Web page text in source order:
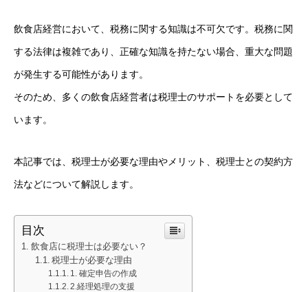
飲食店経営において、税務に関する知識は不可欠です。税務に関
する法律は複雑であり、正確な知識を持たない場合、重大な問題
が発生する可能性があります。
そのため、多くの飲食店経営者は税理士のサポートを必要として
います。
本記事では、税理士が必要な理由やメリット、税理士との契約方
法などについて解説します。
目次
飲食店に税理士は必要ない？
税理士が必要な理由
1. 確定申告の作成
2.経理処理の支援